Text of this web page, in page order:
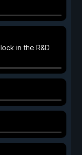
in the R&D